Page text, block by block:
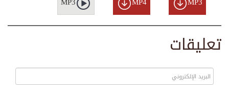
MP3
MP4
MP3
تعليقات